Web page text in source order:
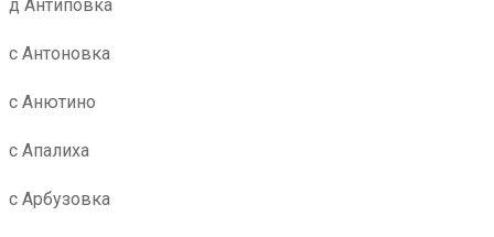
д Антиповка
с Антоновка
с Анютино
с Апалиха
с Арбузовка